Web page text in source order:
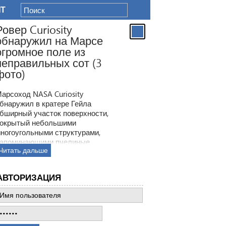
Curiosity
на Марсе
поле из
сот (3
NASA Curiosity
в кратере Гейла
участок поверхности,
небольшими
структурами,
пчелиные
Ранее ровер находил
все предыдущее такие
дальше